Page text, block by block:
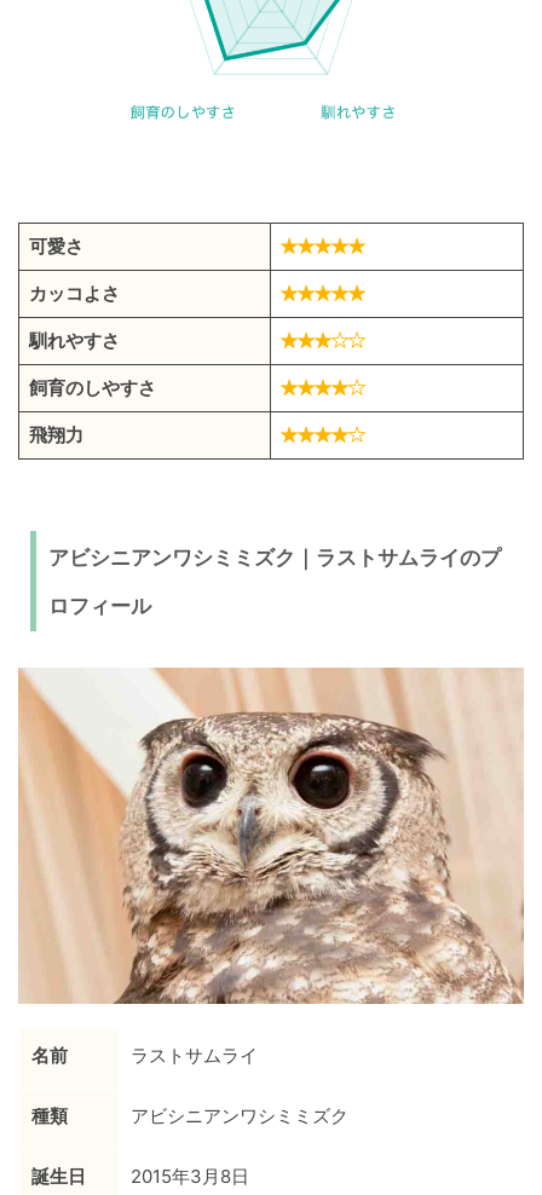
可愛さ
カッコよさ
馴れやすさ
飼育のしやすさ
飛翔力
アビシニアンワシミミズク｜ラストサムライのプ
ロフィール
名前 ラストサムライ
種類 アビシニアンワシミミズク
誕生日 2015年3月8日